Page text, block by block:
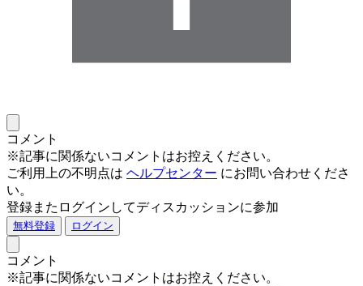
コメント
※記事に関係ないコメントはお控えください。
ご利用上の不明点は ヘルプセンター にお問い合わせくださ
い。
登録またログインしてディスカッションに参加
無料登録 ログイン
コメント
※記事に関係ないコメントはお控えください。